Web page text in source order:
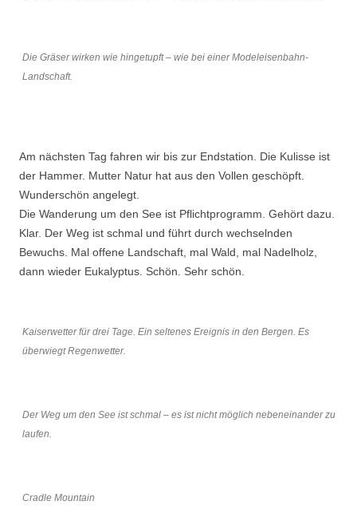
Die Gräser wirken wie hingetupft – wie bei einer Modeleisenbahn-
Landschaft.
Am nächsten Tag fahren wir bis zur Endstation. Die Kulisse ist
der Hammer. Mutter Natur hat aus den Vollen geschöpft.
Wunderschön angelegt.
Die Wanderung um den See ist Pflichtprogramm. Gehört dazu.
Klar. Der Weg ist schmal und führt durch wechselnden
Bewuchs. Mal offene Landschaft, mal Wald, mal Nadelholz,
dann wieder Eukalyptus. Schön. Sehr schön.
Kaiserwetter für drei Tage. Ein seltenes Ereignis in den Bergen. Es
überwiegt Regenwetter.
Der Weg um den See ist schmal – es ist nicht möglich nebeneinander zu
laufen.
Cradle Mountain